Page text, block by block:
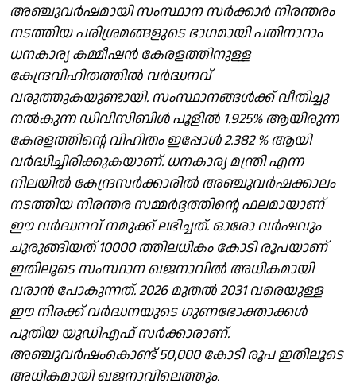
അഞ്ചുവർഷമായി സംസ്ഥാന സർക്കാർ നിരന്തരം
നടത്തിയ പരിശ്രമങ്ങളുടെ ഭാഗമായി പതിനാറാം
ധനകാര്യ കമ്മീഷൻ കേരളത്തിനുള്ള
കേന്ദ്രവിഹിതത്തിൽ വർദ്ധനവ്
വരുത്തുകയുണ്ടായി. സംസ്ഥാനങ്ങൾക്ക് വീതിച്ചു
നൽകുന്ന ഡിവിസിബിൾ പൂളിൽ 1.925% ആയിരുന്ന
കേരളത്തിന്റെ വിഹിതം ഇപ്പോൾ 2.382 % ആയി
വർദ്ധിച്ചിരിക്കുകയാണ്. ധനകാര്യ മന്ത്രി എന്ന
നിലയിൽ കേന്ദ്രസർക്കാരിൽ അഞ്ചുവർഷക്കാലം
നടത്തിയ നിരന്തര സമ്മർദ്ദത്തിന്റെ ഫലമായാണ്
ഈ വർദ്ധനവ് നമുക്ക് ലഭിച്ചത്. ഓരോ വർഷവും
ചുരുങ്ങിയത് 10000 ത്തിലധികം കോടി രൂപയാണ്
ഇതിലൂടെ സംസ്ഥാന ഖജനാവിൽ അധികമായി
വരാൻ പോകുന്നത്. 2026 മുതൽ 2031 വരെയുള്ള
ഈ നിരക്ക് വർദ്ധനയുടെ ഗുണഭോക്താക്കൾ
പുതിയ യുഡിഎഫ് സർക്കാരാണ്.
അഞ്ചുവർഷംകൊണ്ട് 50,000 കോടി രൂപ ഇതിലൂടെ
അധികമായി ഖജനാവിലെത്തും.